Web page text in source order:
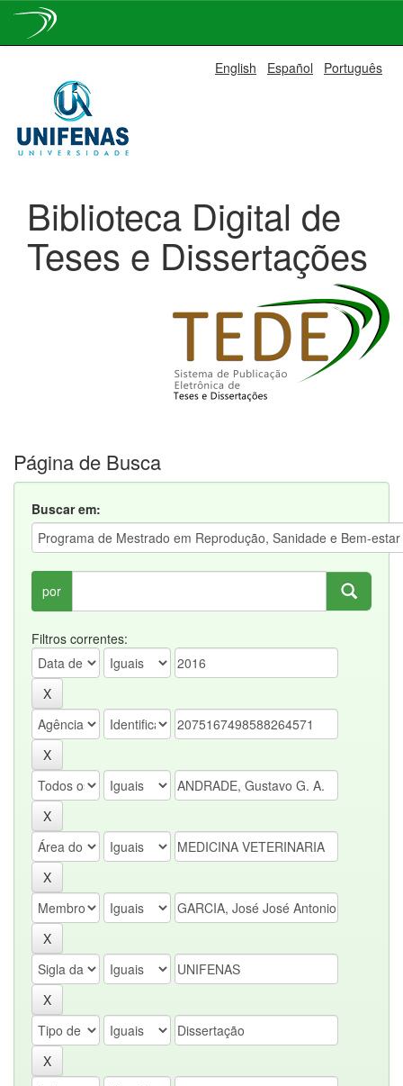
navigation
English Español Português
Biblioteca Digital de
Teses e Dissertações
Página de Busca
Buscar em:
por
Filtros correntes: